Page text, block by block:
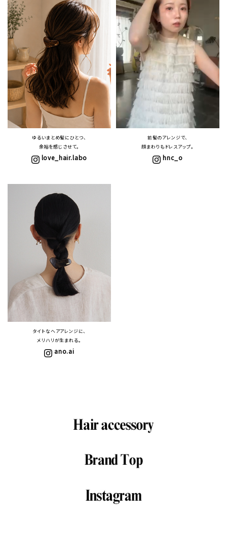
ゆるいまとめ髪にひとつ、
余裕を感じさせて。
love_hair.labo
前髪のアレンジで、
顔まわりもドレスアップ。
hnc_o
タイトなヘアアレンジに、
メリハリが生まれる。
ano.ai